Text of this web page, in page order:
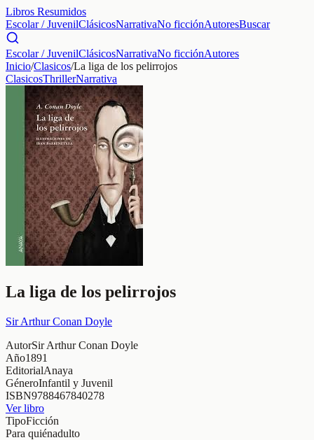
Libros Resumidos
Escolar / JuvenilClásicosNarrativaNo ficciónAutoresBuscar
Escolar / JuvenilClásicosNarrativaNo ficciónAutores
Inicio/Clasicos/La liga de los pelirrojos
ClasicosThrillerNarrativa
La liga de los pelirrojos
Sir Arthur Conan Doyle
AutorSir Arthur Conan Doyle
Año1891
EditorialAnaya
GéneroInfantil y Juvenil
ISBN9788467840278
Ver libro
TipoFicción
Para quiénadulto